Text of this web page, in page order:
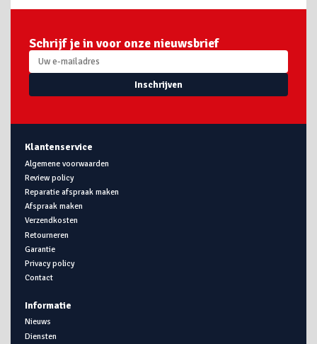
Schrijf je in voor onze nieuwsbrief
Inschrijven
Klantenservice
Algemene voorwaarden
Review policy
Reparatie afspraak maken
Afspraak maken
Verzendkosten
Retourneren
Garantie
Privacy policy
Contact
Informatie
Nieuws
Diensten